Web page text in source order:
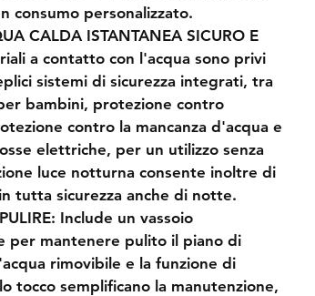
consumo personalizzato.
CALDA ISTANTANEA SICURO E
a contatto con l'acqua sono privi
sistemi di sicurezza integrati, tra
bambini, protezione contro
contro la mancanza d'acqua e
elettriche, per un utilizzo senza
luce notturna consente inoltre di
tutta sicurezza anche di notte.
Include un vassoio
per mantenere pulito il piano di
rimovibile e la funzione di
tocco semplificano la manutenzione,